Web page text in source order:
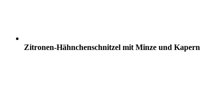
Zitronen-Hähnchenschnitzel mit Minze und Kapern